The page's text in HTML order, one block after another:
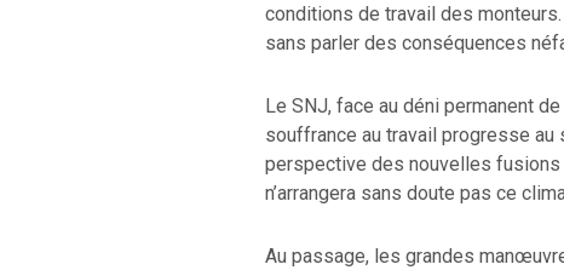
conditions de travail des
sans parler des conséquences
Le SNJ, face au déni permanent
souffrance au travail progresse au
perspective des nouvelles
n’arrangera sans doute pas ce
Au passage, les grandes